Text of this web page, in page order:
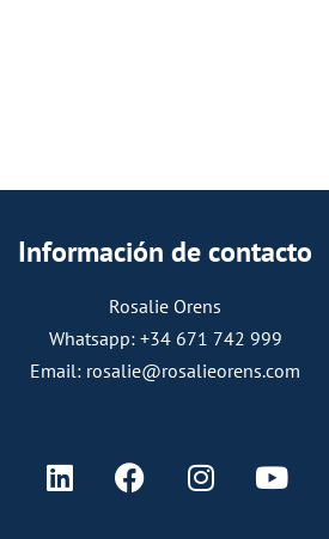
Información de contacto
Rosalie Orens
Whatsapp: +34 671 742 999
Email: rosalie@rosalieorens.com